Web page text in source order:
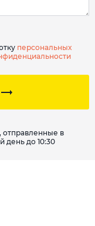
персональных
отправленные в
день до 10:30